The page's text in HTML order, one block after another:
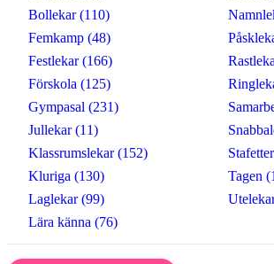
Bollekar (110)
Femkamp (48)
Festlekar (166)
Förskola (125)
Gympasal (231)
Jullekar (11)
Klassrumslekar (152)
Kluriga (130)
Laglekar (99)
Lära känna (76)
Tagen